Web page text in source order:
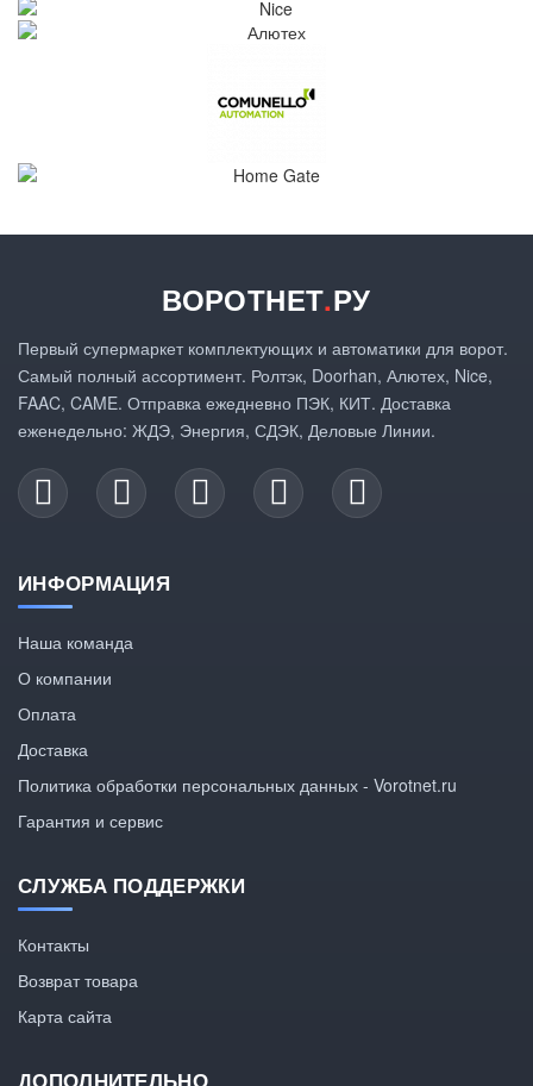
ВОРОТНЕТ.РУ
Первый супермаркет комплектующих и автоматики для ворот.
Самый полный ассортимент. Ролтэк, Doorhan, Алютех, Nice,
FAAC, CAME. Отправка ежедневно ПЭК, КИТ. Доставка
еженедельно: ЖДЭ, Энергия, СДЭК, Деловые Линии.
ИНФОРМАЦИЯ
Наша команда
О компании
Оплата
Доставка
Политика обработки персональных данных - Vorotnet.ru
Гарантия и сервис
СЛУЖБА ПОДДЕРЖКИ
Контакты
Возврат товара
Карта сайта
ДОПОЛНИТЕЛЬНО